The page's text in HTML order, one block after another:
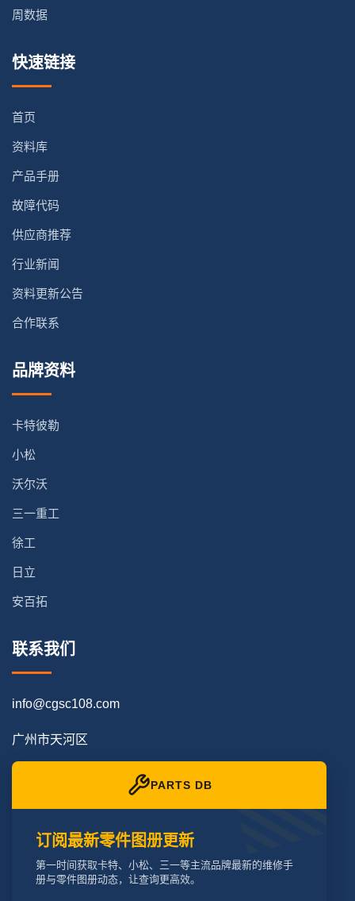
周数据
快速链接
首页
资料库
产品手册
故障代码
供应商推荐
行业新闻
资料更新公告
合作联系
品牌资料
卡特彼勒
小松
沃尔沃
三一重工
徐工
日立
安百拓
联系我们
info@cgsc108.com
广州市天河区
PARTS DB
订阅最新零件图册更新
第一时间获取卡特、小松、三一等主流品牌最新的维修手
册与零件图册动态，让查询更高效。